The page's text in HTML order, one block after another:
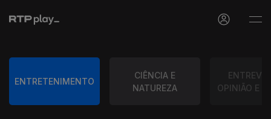
ENTRETENIMENTO
CIÊNCIA E
NATUREZA
OPINIÃO E